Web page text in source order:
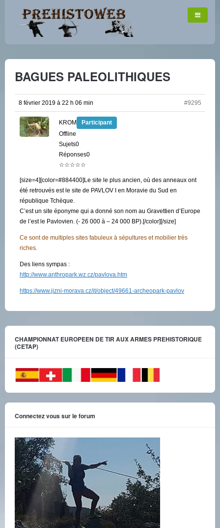
BAGUES PALEOLITHIQUES
8 février 2019 à 22 h 06 min #9295
KROM
Participant
Offline
Sujets0
Réponses0
☆☆☆☆☆
[size=4][color=#884400]Le site le plus ancien, où des anneaux ont
été retrouvés est le site de PAVLOV I en Moravie du Sud en
république Tchèque.
C’est un site éponyme qui a donné son nom au Gravettien d’Europe
de l’est le Pavlovien. (- 26 000 à – 24 000 BP).[/color][/size]
Ce sont de multiples sites fabuleux à sépultures et mobilier très
riches.
Des liens sympas :
http://www.anthropark.wz.cz/pavlova.htm
https://www.jizni-morava.cz/it/object/49661-archeopark-pavlov
CHAMPIONNAT EUROPEEN DE TIR AUX ARMES PREHISTORIQUE
(CETAP)
Connectez vous sur le forum